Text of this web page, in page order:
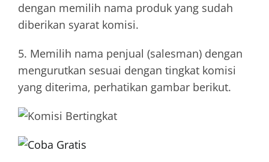
dengan memilih nama produk yang sudah
diberikan syarat komisi.
5. Memilih nama penjual (salesman) dengan
mengurutkan sesuai dengan tingkat komisi
yang diterima, perhatikan gambar berikut.